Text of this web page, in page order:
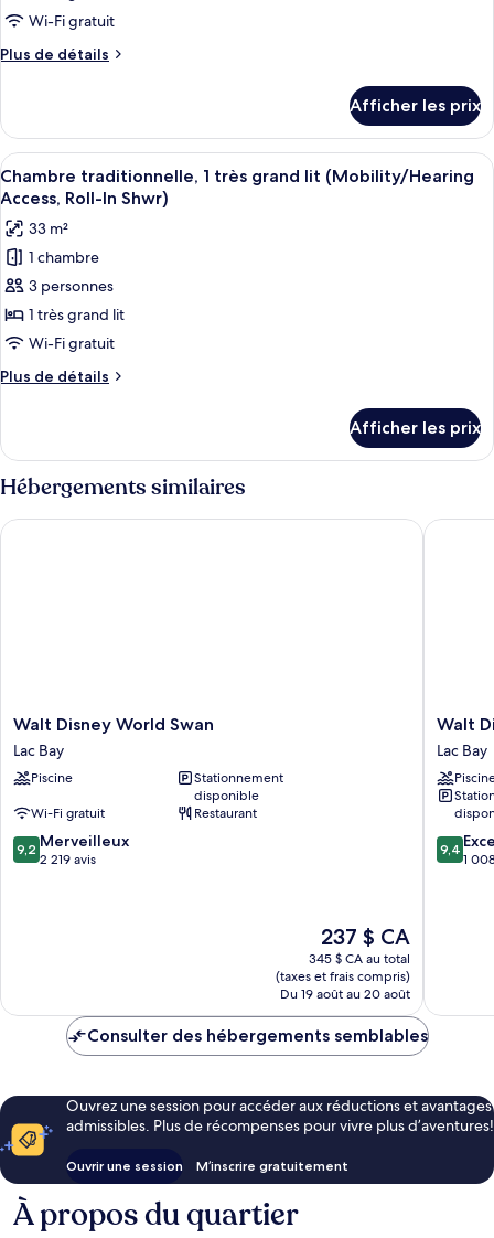
de
chambre :
Chambre
1
très
grand
lit
(Mobility/Hearing
Accessible,
Tub)
Wi-Fi gratuit
Plus de détails
Plus
Chambre
traditionnelle,
1
très
lit
(Mobility/Hearing
Accessible,
Tub)
Afficher les prix
Afficher
toutes
les
photos
pour
ce
type
de
chambre :
Chambre
1
très
grand
lit
Une chambre d’hôtel avec un grand
5
Chambre traditionnelle, 1 très grand lit (Mobility/Hearing
Access, Roll-In Shwr)
33 m²
1 chambre
3 personnes
1 très grand lit
Wi-Fi gratuit
Plus de détails
Plus
Chambre
traditionnelle,
1
grand
Afficher les prix
Hébergements similaires
Walt
Disney
World
Swan
Bay
Walt Disney World Swan
Lac Bay
Piscine
Stationnement
disponible
Wi-Fi gratuit
Restaurant
9.2
sur
9,2 Merveilleux
2 219 avis
Le
prix
est
de
237 $ CA
237 $ CA
345 $ CA au total
(taxes et frais compris)
Du 19 août au 20 août
Walt Disney World Swan
Walt
Disney
World
Swan
Reserve
Lac
Bay
Walt
Lac Bay
9.4
sur
9,4
1
Walt
Consulter des hébergements semblables
Ouvrez une session pour accéder aux réductions et avantages
admissibles. Plus de récompenses pour vivre plus d’aventures!
Ouvrir une session M’inscrire gratuitement
À propos du quartier